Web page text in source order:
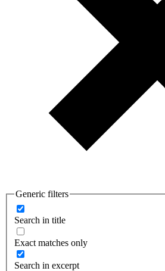
Generic filters
Search in title
Exact matches only
Search in excerpt